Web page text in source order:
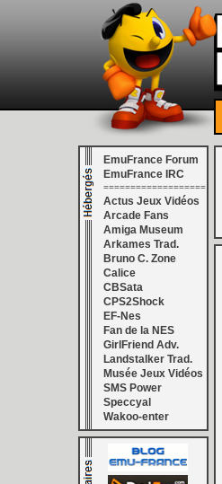
EmuFrance Forum
EmuFrance IRC
===================
Actus Jeux Vidéos
Arcade Fans
Amiga Museum
Arkames Trad.
Bruno C. Zone
Calice
CBSata
CPS2Shock
EF-Nes
Fan de la NES
GirlFriend Adv.
Landstalker Trad.
Musée Jeux Vidéos
SMS Power
Speccyal
Wakoo-enter